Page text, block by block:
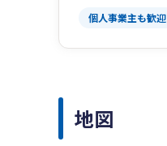
個人事業主も歓迎
地図